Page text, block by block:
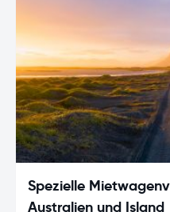
Spezielle
Australien und Island